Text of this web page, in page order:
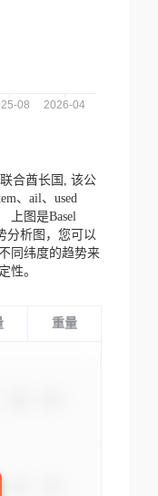
合酋长国, 该公
、ail、used
上图是Basel
分析图，您可以
同纬度的趋势来
性。
重量